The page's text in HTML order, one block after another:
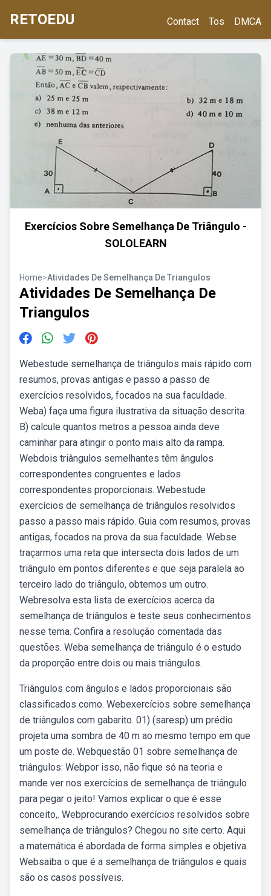
RETOEDU Contact Tos DMCA
Exercícios Sobre Semelhança De Triângulo -
SOLOLEARN
Home>Atividades De Semelhança De Triangulos
Atividades De Semelhança De
Triangulos
Webestude semelhança de triângulos mais rápido com
resumos, provas antigas e passo a passo de
exercícios resolvidos, focados na sua faculdade.
Weba) faça uma figura ilustrativa da situação descrita.
B) calcule quantos metros a pessoa ainda deve
caminhar para atingir o ponto mais alto da rampa.
Webdois triângulos semelhantes têm ângulos
correspondentes congruentes e lados
correspondentes proporcionais. Webestude
exercícios de semelhança de triângulos resolvidos
passo a passo mais rápido. Guia com resumos, provas
antigas, focados na prova da sua faculdade. Webse
traçarmos uma reta que intersecta dois lados de um
triângulo em pontos diferentes e que seja paralela ao
terceiro lado do triângulo, obtemos um outro.
Webresolva esta lista de exercícios acerca da
semelhança de triângulos e teste seus conhecimentos
nesse tema. Confira a resolução comentada das
questões. Weba semelhança de triângulo é o estudo
da proporção entre dois ou mais triângulos.
Triângulos com ângulos e lados proporcionais são
classificados como. Webexercícios sobre semelhança
de triângulos com gabarito. 01) (saresp) um prédio
projeta uma sombra de 40 m ao mesmo tempo em que
um poste de. Webquestão 01 sobre semelhança de
triângulos: Webpor isso, não fique só na teoria e
mande ver nos exercícios de semelhança de triângulo
para pegar o jeito! Vamos explicar o que é esse
conceito,. Webprocurando exercícios resolvidos sobre
semelhança de triângulos? Chegou no site certo. Aqui
a matemática é abordada de forma simples e objetiva.
Websaiba o que é a semelhança de triângulos e quais
são os casos possíveis.